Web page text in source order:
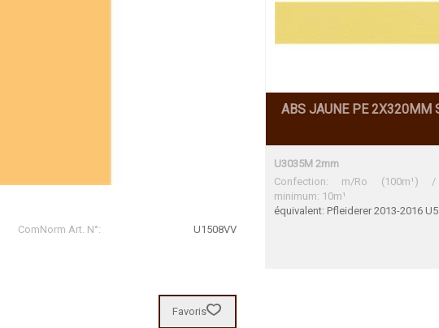
ABS JAUNE PE 2X320MM
U3035M 2mm
Confection: m/Ro (100m¹) /
minimum: 10m¹
équivalent: Pfleiderer 2013-2016
ComNorm Art. N°:
U1508VV
Favoris